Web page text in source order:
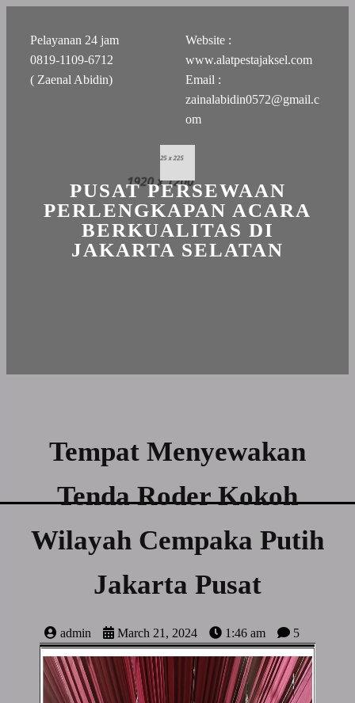
Pelayanan 24 jam
0819-1109-6712
( Zaenal Abidin)
Website :
www.alatpestajaksel.com
Email :
zainalabidin0572@gmail.c
om
PUSAT PERSEWAAN
PERLENGKAPAN ACARA
BERKUALITAS DI
JAKARTA SELATAN
Tempat Menyewakan
Tenda Roder Kokoh
Wilayah Cempaka Putih
Jakarta Pusat
admin March 21, 2024 1:46 am 5